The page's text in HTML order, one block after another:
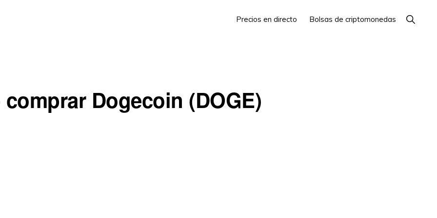
Precios en directo Bolsas de criptomonedas Mostrar
Dogecoin (DOGE)